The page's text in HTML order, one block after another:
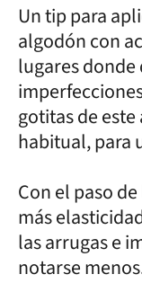
Un tip para
algodón con
lugares
gotitas de
habitual, para
Con el paso
más
las arrugas e
notarse